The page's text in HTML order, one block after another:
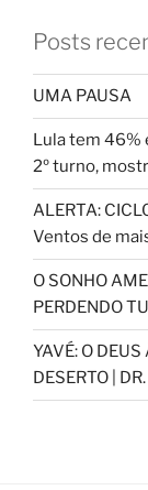
Posts
UMA PAUSA
Lula tem 46%
2º turno,
ALERTA:
Ventos de
O SONHO
PERDENDO
YAVÉ: O DEUS
DESERTO |